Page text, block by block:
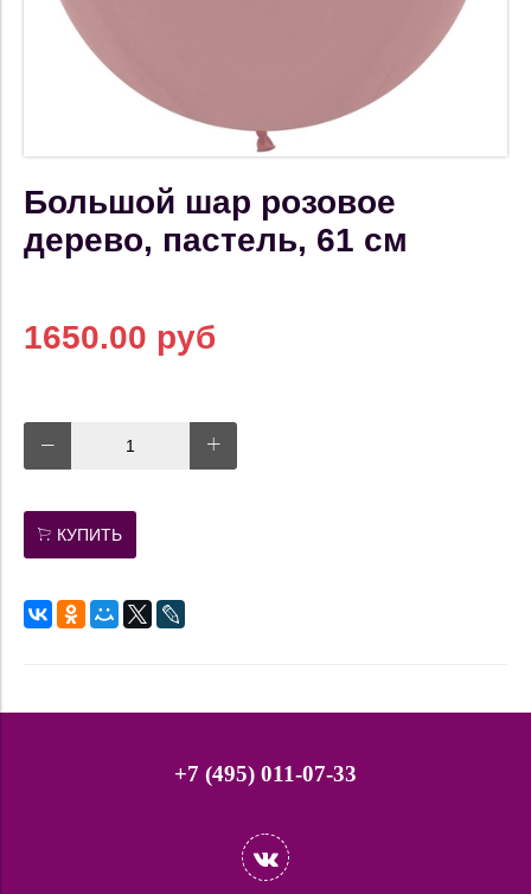
Большой шар розовое
дерево, пастель, 61 см
1650.00 руб
КУПИТЬ
+7 (495) 011-07-33